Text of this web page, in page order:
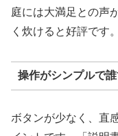
庭には大満足との声
く炊けると好評です。
操作がシンプルで
ボタンが少なく、直